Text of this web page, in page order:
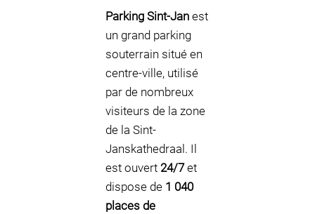
Parking Sint-Jan est
un grand parking
souterrain situé en
centre-ville, utilisé
par de nombreux
visiteurs de la zone
de la Sint-
Janskathedraal. Il
est ouvert 24/7et
dispose de 1 040
places de